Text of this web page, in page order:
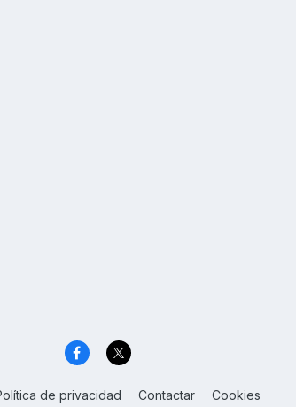
de privacidad Contactar Cookies